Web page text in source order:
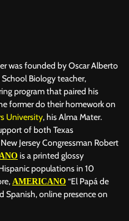
was founded by Oscar Alberto
Biology teacher,
program that paired his
former do their homework on
University, his Alma Mater.
of both Texas
Jersey Congressman Robert
is a printed glossy
populations in 10
AMERICANO “El Papá de
Spanish, online presence on